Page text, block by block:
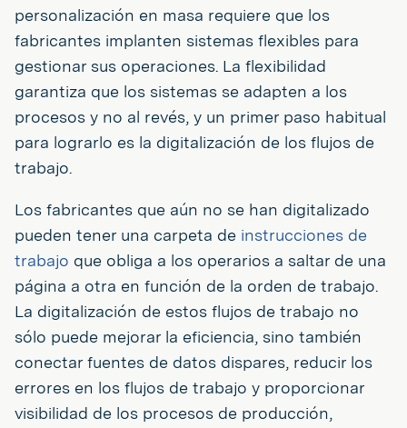
personalización en masa requiere que los
fabricantes implanten sistemas flexibles para
gestionar sus operaciones. La flexibilidad
garantiza que los sistemas se adapten a los
procesos y no al revés, y un primer paso habitual
para lograrlo es la digitalización de los flujos de
trabajo.
Los fabricantes que aún no se han digitalizado
pueden tener una carpeta de instrucciones de
trabajo que obliga a los operarios a saltar de una
página a otra en función de la orden de trabajo.
La digitalización de estos flujos de trabajo no
sólo puede mejorar la eficiencia, sino también
conectar fuentes de datos dispares, reducir los
errores en los flujos de trabajo y proporcionar
visibilidad de los procesos de producción,